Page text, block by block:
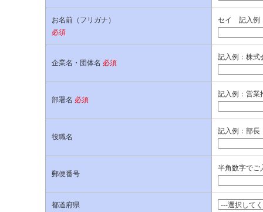
お名前（フリガナ）
必須
セイ 記入例
企業名・団体名 必須
記入例：株式
部署名 必須
記入例：営業
役職名
記入例：部長
郵便番号
半角数字でご
都道府県